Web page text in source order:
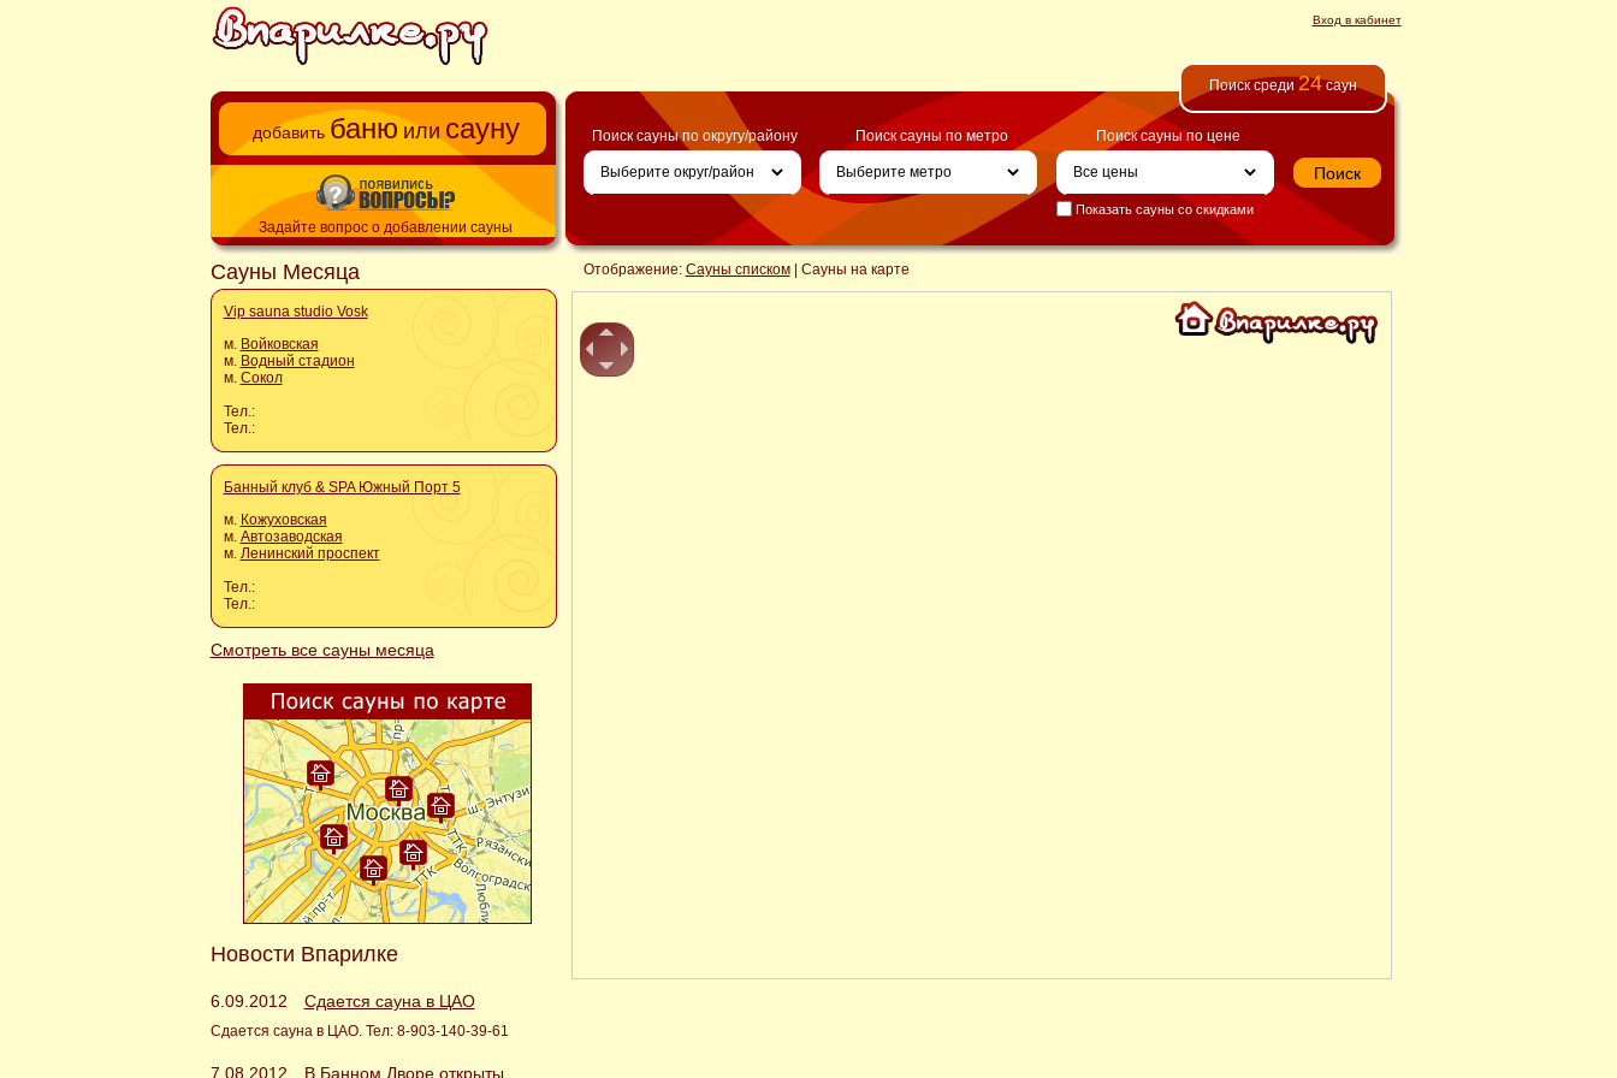
Вход в кабинет
добавить баню или сауну
Задайте вопрос о добавлении сауны
Сауны Месяца
Vip sauna studio Vosk
м. Войковская
м. Водный стадион
м. Сокол
Тел.:
Тел.:
Банный клуб & SPA Южный Порт 5
м. Кожуховская
м. Автозаводская
м. Ленинский проспект
Тел.:
Тел.:
Смотреть все сауны месяца
Новости Впарилке
6.09.2012 Сдается сауна в ЦАО
Сдается сауна в ЦАО. Тел: 8-903-140-39-61
7.08.2012 В Банном Дворе открыты
Поиск среди 24саун
Поиск сауны по округу/району Поиск сауны по метро Поиск сауны по цене
Показать сауны со скидками
Отображение: Сауны списком| Сауны на карте